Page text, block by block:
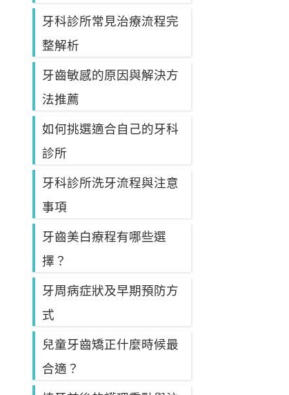
牙科診所常見治療流程完
整解析
牙齒敏感的原因與解決方
法推薦
如何挑選適合自己的牙科
診所
牙科診所洗牙流程與注意
事項
牙齒美白療程有哪些選
擇？
牙周病症狀及早期預防方
式
兒童牙齒矯正什麼時候最
合適？